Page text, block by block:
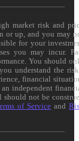
market risk and
or up, and you may
for your
you may incur.
You should
understand the
financial
independent
should not be
of Service and